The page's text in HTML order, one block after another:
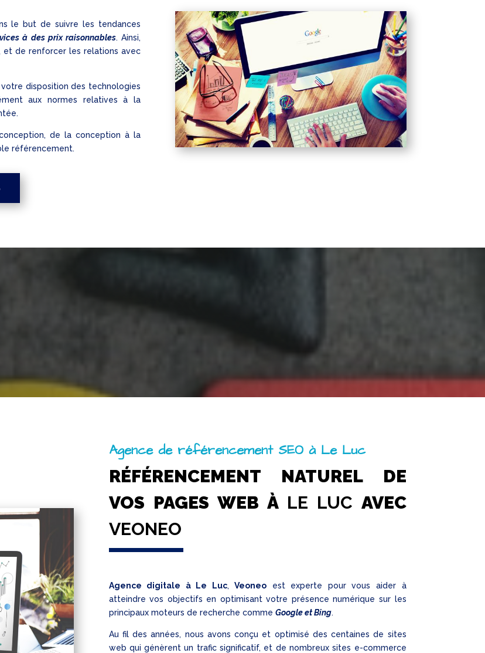
le but de suivre les tendances
à des prix raisonnables. Ainsi,
et de renforcer les relations avec
disposition des technologies
aux normes relatives à la
de la conception à la
référencement.
Agence de référencement SEO à Le Luc
RÉFÉRENCEMENT NATUREL DE
VOS PAGES WEB À LE LUC AVEC
VEONEO
Agence digitale à Le Luc,Veoneo est experte pour vous aider à
atteindre vos objectifs en optimisant votre présence numérique sur les
principaux moteurs de recherche comme Google et Bing.
Au fil des années, nous avons conçu et optimisé des centaines de sites
web qui génèrent un trafic significatif, et de nombreux sites e-commerce